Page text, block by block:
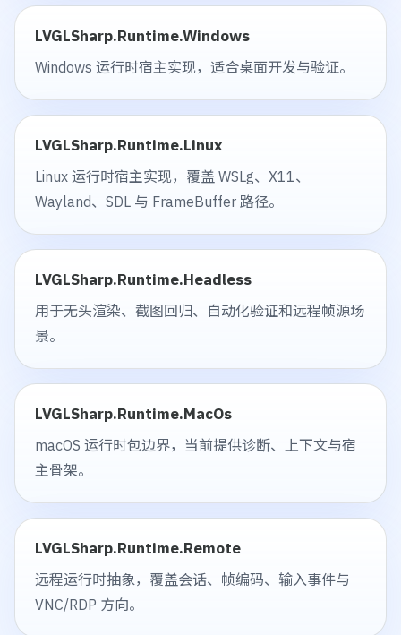
LVGLSharp.Runtime.Windows
Windows 运行时宿主实现，适合桌面开发与验证。
LVGLSharp.Runtime.Linux
Linux 运行时宿主实现，覆盖 WSLg、X11、
Wayland、SDL 与 FrameBuffer 路径。
LVGLSharp.Runtime.Headless
用于无头渲染、截图回归、自动化验证和远程帧源场
景。
LVGLSharp.Runtime.MacOs
macOS 运行时包边界，当前提供诊断、上下文与宿
主骨架。
LVGLSharp.Runtime.Remote
远程运行时抽象，覆盖会话、帧编码、输入事件与
VNC/RDP 方向。